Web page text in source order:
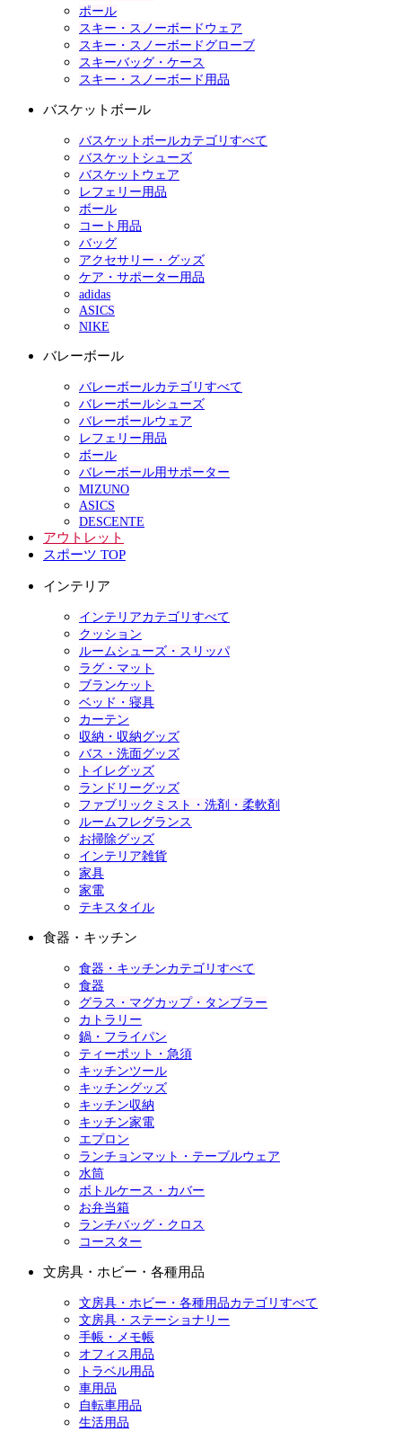
ポール
スキー・スノーボードウェア
スキー・スノーボードグローブ
スキーバッグ・ケース
スキー・スノーボード用品
バスケットボール
バスケットボールカテゴリすべて
バスケットシューズ
バスケットウェア
レフェリー用品
ボール
コート用品
バッグ
アクセサリー・グッズ
ケア・サポーター用品
adidas
ASICS
NIKE
バレーボール
バレーボールカテゴリすべて
バレーボールシューズ
バレーボールウェア
レフェリー用品
ボール
バレーボール用サポーター
MIZUNO
ASICS
DESCENTE
アウトレット
スポーツ TOP
インテリア
インテリアカテゴリすべて
クッション
ルームシューズ・スリッパ
ラグ・マット
ブランケット
ベッド・寝具
カーテン
収納・収納グッズ
バス・洗面グッズ
トイレグッズ
ランドリーグッズ
ファブリックミスト・洗剤・柔軟剤
ルームフレグランス
お掃除グッズ
インテリア雑貨
家具
家電
テキスタイル
食器・キッチン
食器・キッチンカテゴリすべて
食器
グラス・マグカップ・タンブラー
カトラリー
鍋・フライパン
ティーポット・急須
キッチンツール
キッチングッズ
キッチン収納
キッチン家電
エプロン
ランチョンマット・テーブルウェア
水筒
ボトルケース・カバー
お弁当箱
ランチバッグ・クロス
コースター
文房具・ホビー・各種用品
文房具・ホビー・各種用品カテゴリすべて
文房具・ステーショナリー
手帳・メモ帳
オフィス用品
トラベル用品
車用品
自転車用品
生活用品